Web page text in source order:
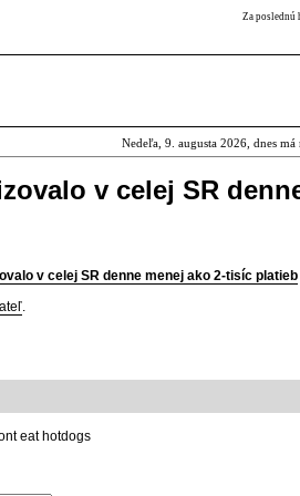
Za poslednú
Nedeľa, 9. augusta 2026, dnes má
v celej SR
v celej SR denne menej ako 2-tisíc platieb
.
eat hotdogs